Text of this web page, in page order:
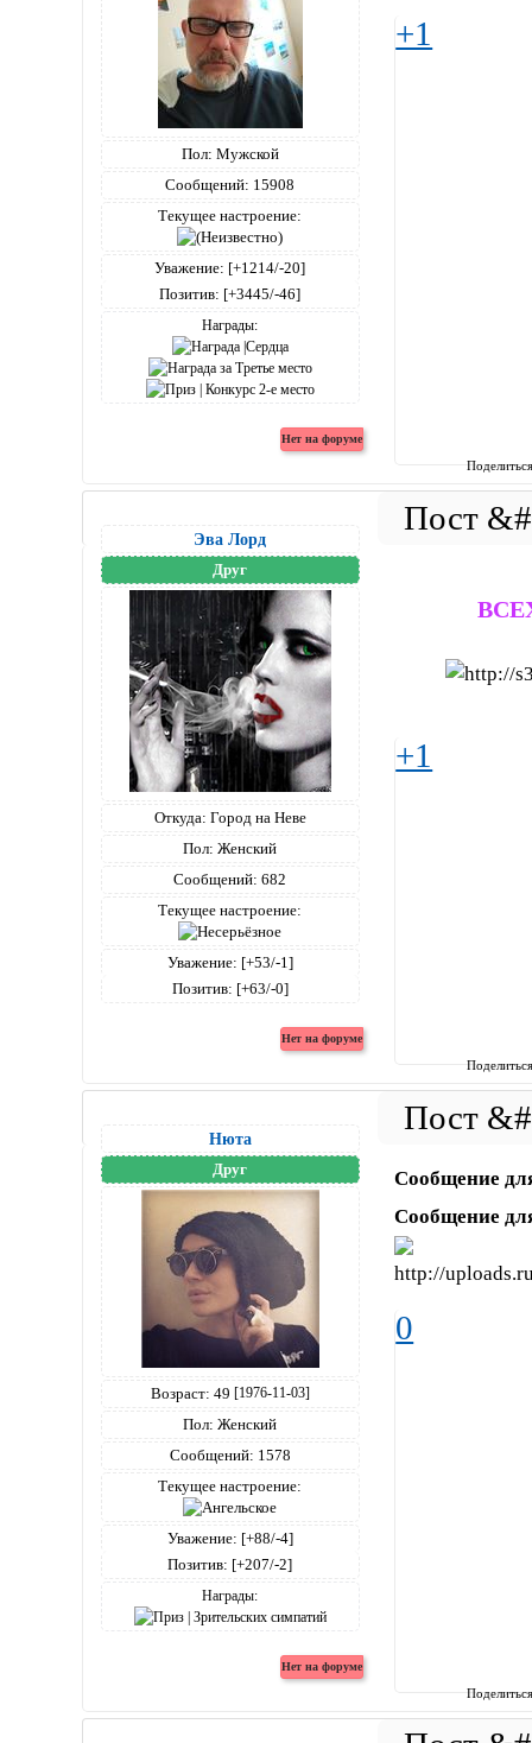
Пол: Мужской
Сообщений: 15908
Текущее настроение:
Уважение: [+1214/-20]
Позитив: [+3445/-46]
Награды:
+1
Эва Лорд
Друг
Откуда: Город на Неве
Пол: Женский
Сообщений: 682
Текущее настроение:
Уважение: [+53/-1]
Позитив: [+63/-0]
+1
Нюта
Друг
Возраст: 49 [1976-11-03]
Пол: Женский
Сообщений: 1578
Текущее настроение:
Уважение: [+88/-4]
Позитив: [+207/-2]
Награды:
Сообщение
Сообщение
0